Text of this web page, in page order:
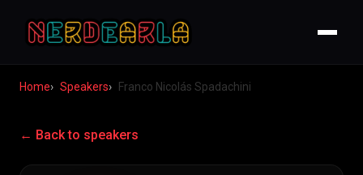
Home Speakers Franco Nicolás Spadachini
← Back to speakers